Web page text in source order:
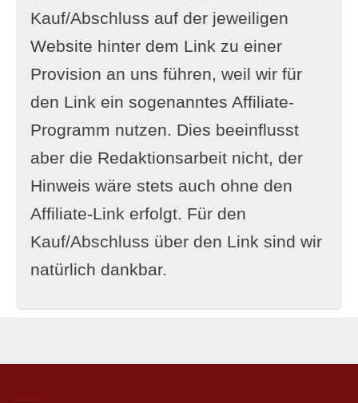
Kauf/Abschluss auf der jeweiligen
Website hinter dem Link zu einer
Provision an uns führen, weil wir für
den Link ein sogenanntes Affiliate-
Programm nutzen. Dies beeinflusst
aber die Redaktionsarbeit nicht, der
Hinweis wäre stets auch ohne den
Affiliate-Link erfolgt. Für den
Kauf/Abschluss über den Link sind wir
natürlich dankbar.